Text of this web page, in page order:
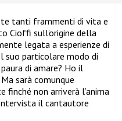
tanti frammenti di vita e
Cioffi sull’origine della
legata a esperienze di
suo particolare modo di
di amare? Ho il
sarà comunque
non arriverà l’anima
il cantautore